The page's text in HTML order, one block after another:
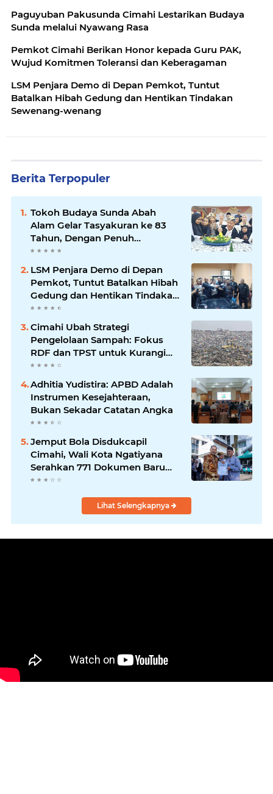
Paguyuban Pakusunda Cimahi Lestarikan Budaya
Sunda melalui Nyawang Rasa
Pemkot Cimahi Berikan Honor kepada Guru PAK,
Wujud Komitmen Toleransi dan Keberagaman
LSM Penjara Demo di Depan Pemkot, Tuntut
Batalkan Hibah Gedung dan Hentikan Tindakan
Sewenang-wenang
Berita Terpopuler
Tokoh Budaya Sunda Abah
Alam Gelar Tasyakuran ke 83
Tahun, Dengan Penuh
Kehangatan
LSM Penjara Demo di Depan
Pemkot, Tuntut Batalkan Hibah
Gedung dan Hentikan Tindakan
Sewenang-wenang
Cimahi Ubah Strategi
Pengelolaan Sampah: Fokus
RDF dan TPST untuk Kurangi
Ketergantungan TPA
Adhitia Yudistira: APBD Adalah
Instrumen Kesejahteraan,
Bukan Sekadar Catatan Angka
Jemput Bola Disdukcapil
Cimahi, Wali Kota Ngatiyana
Serahkan 771 Dokumen Baru
untuk Warga Terdampak Ganti
Lihat Selengkapnya